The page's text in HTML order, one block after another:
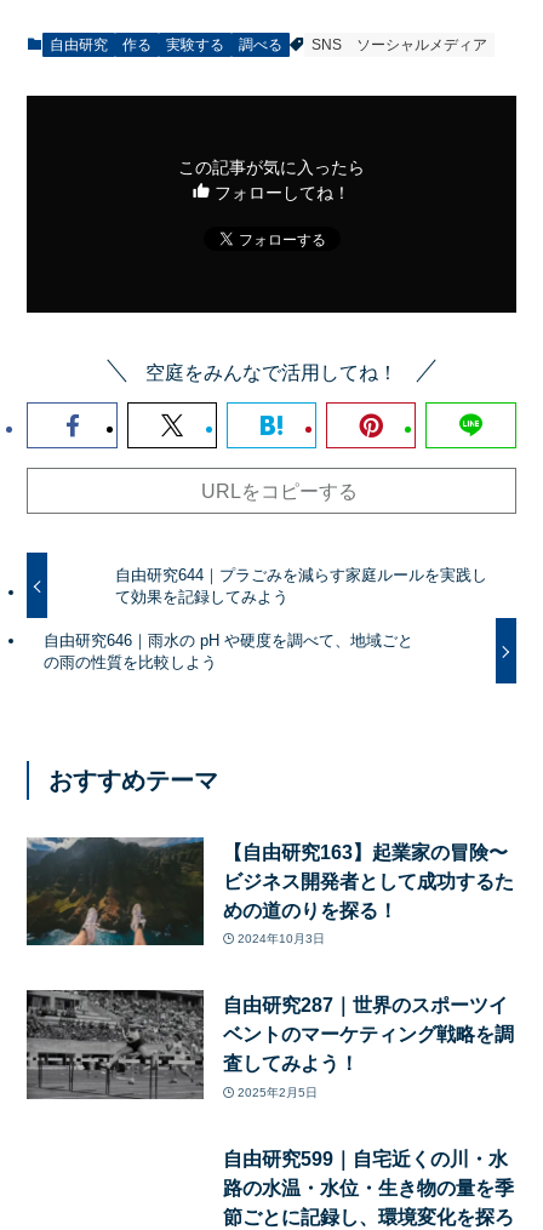
自由研究 作る 実験する 調べる SNS ソーシャルメディア
この記事が気に入ったら
フォローしてね！
空庭をみんなで活用してね！
URLをコピーする
自由研究644｜プラごみを減らす家庭ルールを実践し
て効果を記録してみよう
自由研究646｜雨水の pH や硬度を調べて、地域ごと
の雨の性質を比較しよう
おすすめテーマ
【自由研究163】起業家の冒険〜
ビジネス開発者として成功するた
めの道のりを探る！
2024年10月3日
自由研究287｜世界のスポーツイ
ベントのマーケティング戦略を調
査してみよう！
2025年2月5日
自由研究599｜自宅近くの川・水
路の水温・水位・生き物の量を季
節ごとに記録し、環境変化を探ろ